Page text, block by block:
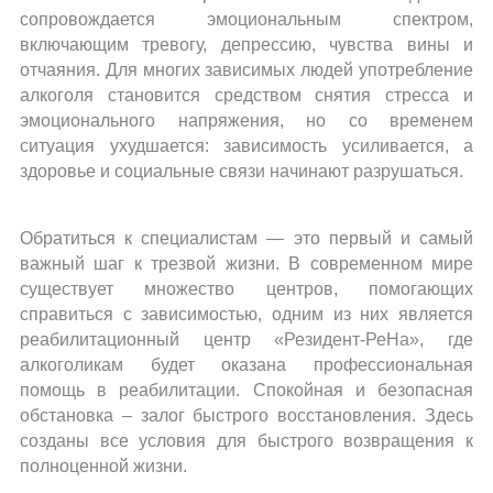
Структура реабилитации
Лечение амфетаминовой зависимости
Лечение героиновой зависимости
Снятие героиновой ломки
Анонимное лечение наркозависимости
Лечение от спайса
Лечение кокаиновой зависимости
Лечение каннабиойдной зависимости
Игромания
Созависимость
Лечение созависимости
сопровождается эмоциональным спектром,
включающим тревогу, депрессию, чувства вины и
отчаяния. Для многих зависимых людей употребление
алкоголя становится средством снятия стресса и
эмоционального напряжения, но со временем
ситуация ухудшается: зависимость усиливается, а
здоровье и социальные связи начинают разрушаться.
Обратиться к специалистам — это первый и самый
важный шаг к трезвой жизни. В современном мире
существует множество центров, помогающих
справиться с зависимостью, одним из них является
реабилитационный центр «Резидент-РеНа», где
алкоголикам будет оказана профессиональная
помощь в реабилитации. Спокойная и безопасная
обстановка – залог быстрого восстановления. Здесь
созданы все условия для быстрого возвращения к
полноценной жизни.